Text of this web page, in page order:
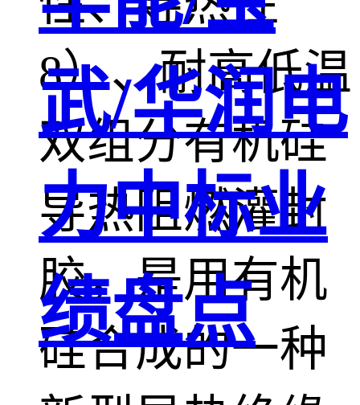
8）、耐高低温
双组分有机硅
导热阻燃灌封
胶，是用有机
硅合成的一种
武/华润电
力中标业
绩盘点